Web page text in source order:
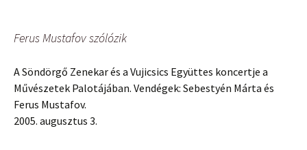
Ferus Mustafov szólózik
A Söndörgő Zenekar és a Vujicsics Együttes koncertje a
Művészetek Palotájában. Vendégek: Sebestyén Márta és
Ferus Mustafov.
2005. augusztus 3.